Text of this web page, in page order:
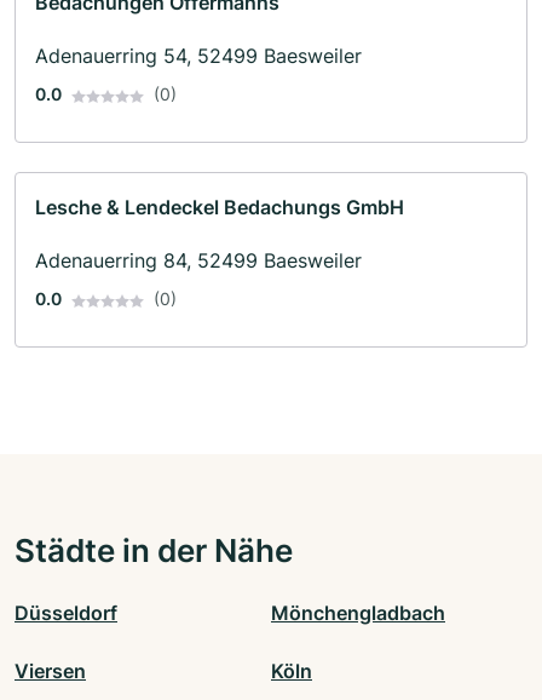
Adenauerring 54, 52499 Baesweiler
0.0 (0)
Lesche & Lendeckel Bedachungs GmbH
Adenauerring 84, 52499 Baesweiler
0.0 (0)
Städte in der Nähe
Düsseldorf Mönchengladbach
Viersen Köln